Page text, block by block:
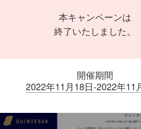
本キャンペーンは
終了いたしました。
開催期間
2022年11月18日-2022年11